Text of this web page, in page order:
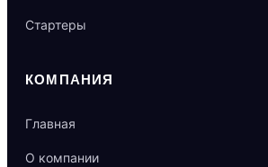
Стартеры
КОМПАНИЯ
Главная
О компании